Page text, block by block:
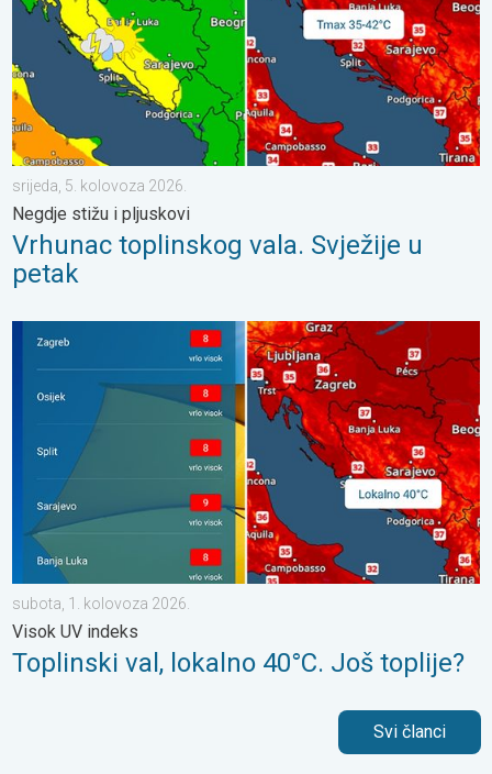
srijeda, 5. kolovoza 2026.
Negdje stižu i pljuskovi
Vrhunac toplinskog vala. Svježije u
petak
Toplinski val, lokalno 40°C. Još toplije?. Visok UV indeks. . .
subota, 1. kolovoza 2026.
Visok UV indeks
Toplinski val, lokalno 40°C. Još toplije?
Svi članci